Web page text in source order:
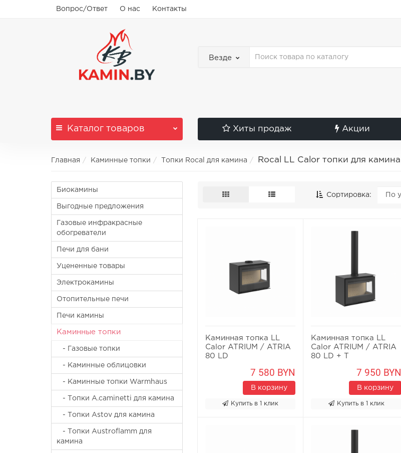
Вопрос/Ответ О нас Контакты
Везде
Каталог товаров Хиты продаж Акции
Главная Каминные топки Топки Rocal для камина Rocal LL Calor топки для камина
Биокамины
Выгодные предложения
Газовые инфракрасные
обогреватели
Печи для бани
Уцененные товары
Электрокамины
Отопительные печи
Печи камины
Каминные топки
- Газовые топки
- Каминные облицовки
- Каминные топки Warmhaus
- Топки A.caminetti для камина
- Топки Astov для камина
- Топки Austroflamm для
камина
Сортировка:
Каминная топка LL
Calor ATRIUM / ATRIA
80 LD
7 580 BYN
В корзину
Купить в 1 клик
Каминная топка LL
Calor ATRIUM / ATRIA
80 LD + T
7 950 BYN
В корзину
Купить в 1 клик